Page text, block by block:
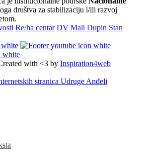
društva za stabilizaciju i/ili razvoj
Re/ha centar DV Mali Dupin Stan
with <3 by Inspiration4web
stranica Udruge Anđeli